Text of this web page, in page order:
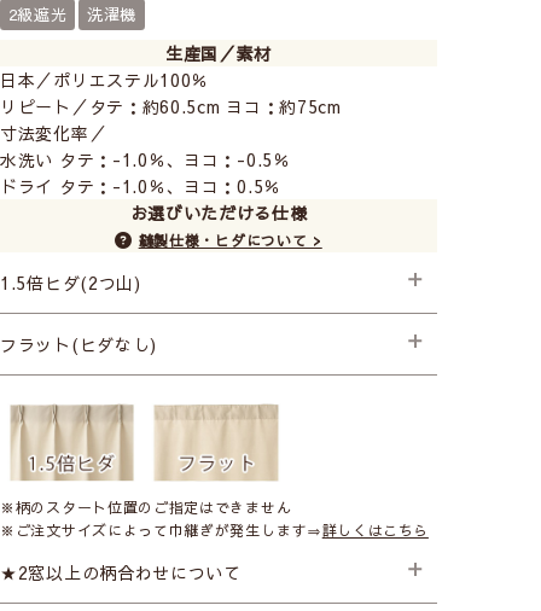
2級遮光 洗濯機
生産国／素材
日本／ポリエステル100％
リピート／タテ：約60.5cm ヨコ：約75cm
寸法変化率／
水洗い タテ：-1.0％、ヨコ：-0.5％
ドライ タテ：-1.0％、ヨコ：0.5％
お選びいただける仕様
縫製仕様・ヒダについて >
1.5倍ヒダ(2つ山)
├プレミアム縫製＋形状記憶
フラット(ヒダなし)
※柄のスタート位置のご指定はできません
※ご注文サイズによって巾継ぎが発生します⇒詳しくはこちら
★2窓以上の柄合わせについて